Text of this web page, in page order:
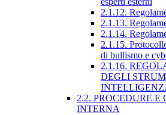
2.1.12.
2.1.13.
2.1.14.
2.1.15.
di bullismo e
2.1.16.
DEGLI
2.2. PROCEDURE
INTERNA